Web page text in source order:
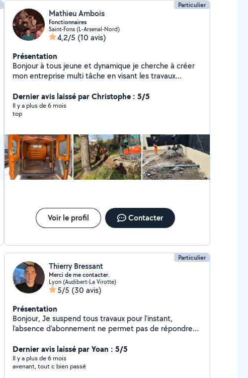
Particulier
Mathieu Ambois
Fonctionnaires
Saint-Fons (L-Arsenal-Nord)
4,2/5 (10 avis)
Présentation
Bonjour à tous jeune et dynamique je cherche à créer
mon entreprise multi tâche en visant les travaux
d'activité. mais pour cela il faut que je me crée un
agenda avec des clients avec moi sa sera satisfait ou
refait et toujours dans la bonne humeur
Dernier avis laissé par Christophe : 5/5
Il y a plus de 6 mois
top
Voir le profil Contacter
Particulier
Thierry Bressant
Merci de me contacter.
Lyon (Audibert-La Virotte)
5/5 (30 avis)
Présentation
Bonjour, Je suspend tous travaux pour l'instant,
l'absence d'abonnement ne permet pas de répondre
Dernier avis laissé par Yoan : 5/5
Il y a plus de 6 mois
avenant, tout c bien passé